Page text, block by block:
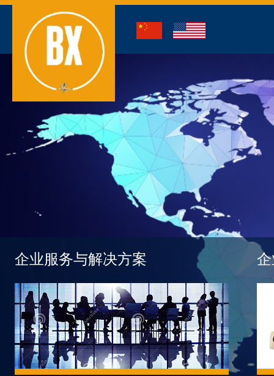
企业服务与解决方案